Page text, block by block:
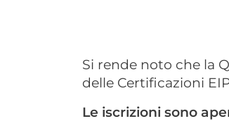
Si rende noto che la
delle Certificazioni
Le iscrizioni sono